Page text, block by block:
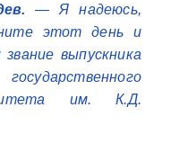
— Я надеюсь,
этот день и
выпускника
им. К.Д.